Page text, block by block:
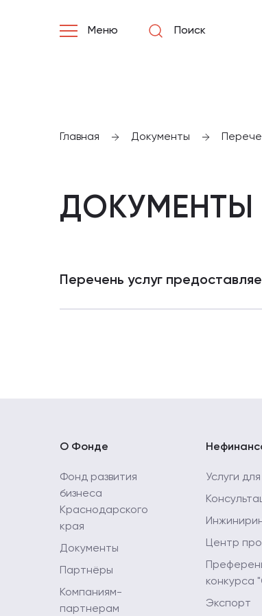
Меню Поиск
Главная Документы
ДОКУМЕНТЫ
Перечень услуг
О Фонде
Фонд развития
бизнеса
Краснодарского
края
Документы
Партнёры
Компаниям-
партнерам
Услуги
Центр
конкурса
Экспорт